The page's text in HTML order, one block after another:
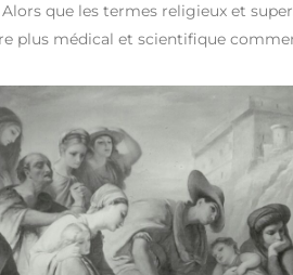
Alors que les termes religieux et
plus médical et scientifique